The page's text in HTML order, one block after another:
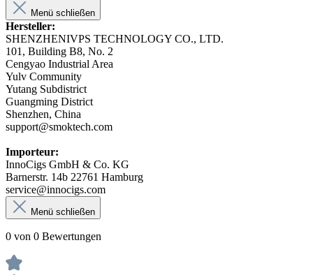
Menü schließen
Hersteller:
SHENZHENIVPS TECHNOLOGY CO., LTD.
101, Building B8, No. 2
Cengyao Industrial Area
Yulv Community
Yutang Subdistrict
Guangming District
Shenzhen, China
support@smoktech.com
Importeur:
InnoCigs GmbH & Co. KG
Barnerstr. 14b 22761 Hamburg
service@innocigs.com
Menü schließen
0 von 0 Bewertungen